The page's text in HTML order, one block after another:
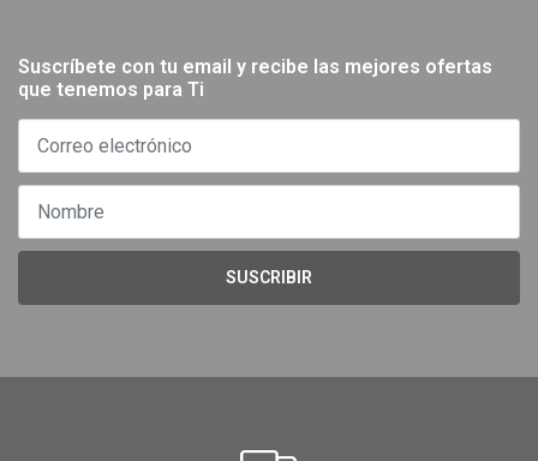
Suscríbete con tu email y recibe las mejores ofertas
que tenemos para Ti
SUSCRIBIR